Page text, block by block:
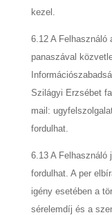
kezel.
6.12 A Felhasználó
panaszával
Szilágyi Erzsébet
mail:
fordulhat.
6.13 A Felhasználó
fordulhat. A per
igény esetében a
sérelemdíj és a